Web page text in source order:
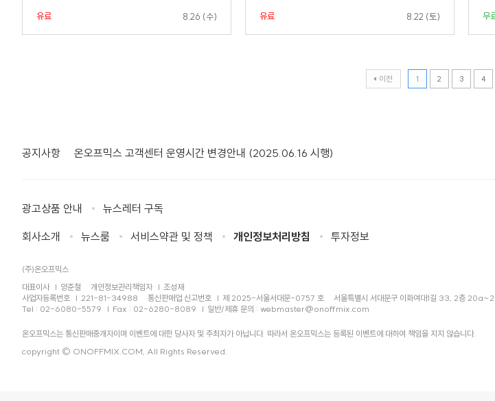
유료 8.26 (수) 유료 8.22 (토) 무
이전 1 2 3 4
공지사항 온오프믹스 고객센터 운영시간 변경안내 (2025.06.16 시행)
광고상품 안내 뉴스레터 구독
회사소개 뉴스룸 서비스약관 및 정책 개인정보처리방침 투자정보
(주)온오프믹스
대표이사
양준철 개인정보관리책임자
조성재
사업자등록번호
221-81-34988 통신판매업 신고번호 제 2025-서울서대문-0757 호
서울특별시 서대문구 이화여대1길 33, 2층
Tel : 02-6080-5579
Fax : 02-6280-8089 일반/제휴 문의 : webmaster@onoffmix.com
온오프믹스는 통신판매중개자이며 이벤트에 대한 당사자 및 주최자가 아닙니다. 따라서 온오프믹스는 등록된 이벤트에 대하여 책임을 지지 않습니다.
copyright © ONOFFMIX.COM, All Rights Reserved.